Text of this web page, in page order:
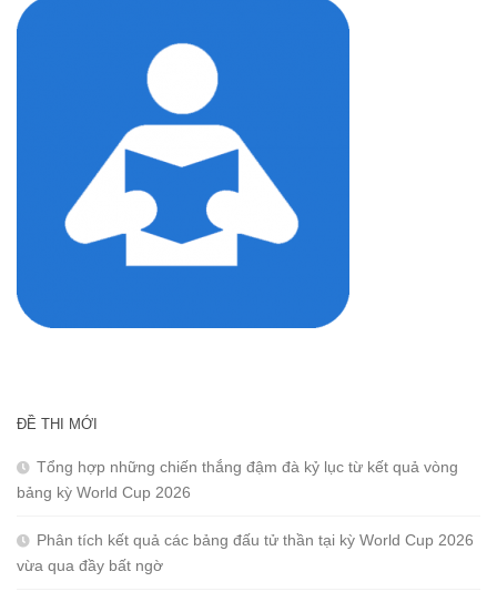
ĐỀ THI MỚI
Tổng hợp những chiến thắng đậm đà kỷ lục từ kết quả vòng
bảng kỳ World Cup 2026
Phân tích kết quả các bảng đấu tử thần tại kỳ World Cup 2026
vừa qua đầy bất ngờ